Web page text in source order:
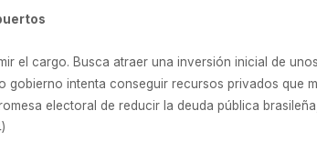
el cargo. Busca atraer una inversión inicial de
intenta conseguir recursos privados que
electoral de reducir la deuda pública